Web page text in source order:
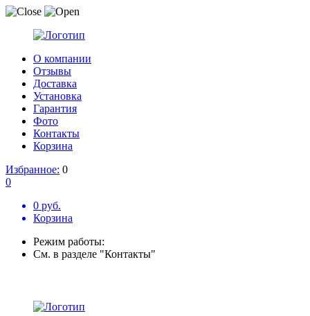
О компании
Отзывы
Доставка
Установка
Гарантия
Фото
Контакты
Корзина
Избранное: 0
0
0 руб.
Корзина
Режим работы:
См. в разделе "Контакты"